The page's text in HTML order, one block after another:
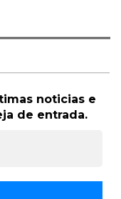
noticias e
de entrada.